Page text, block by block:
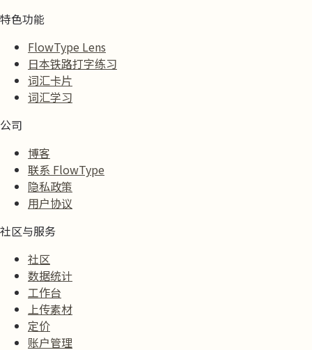
特色功能
FlowType Lens
日本铁路打字练习
词汇卡片
词汇学习
公司
博客
联系 FlowType
隐私政策
用户协议
社区与服务
社区
数据统计
工作台
上传素材
定价
账户管理